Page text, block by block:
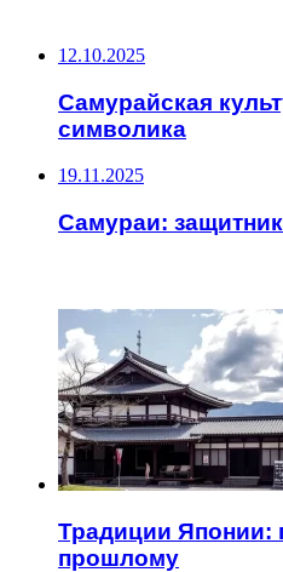
12.10.2025
Самурайская
символика
19.11.2025
Самураи:
Традиции Японии:
прошлому